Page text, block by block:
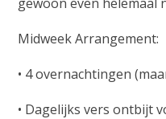
Midweek Arrangement:
• 4 overnachtingen
• Dagelijks vers ontbijt